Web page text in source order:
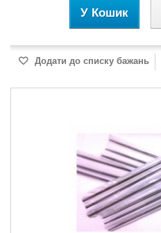
У Кошик
Додати до списку бажань